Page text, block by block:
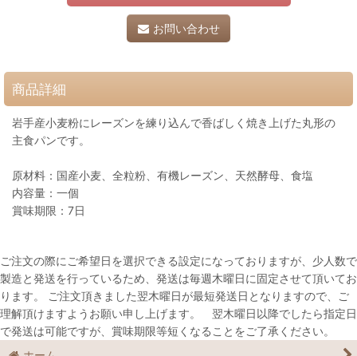
お問い合わせ
商品詳細
岩手産小麦粉にレーズンを練り込んで香ばしく焼き上げた丸形の
主食パンです。
原材料：国産小麦、全粒粉、有機レーズン、天然酵母、食塩
内容量：一個
賞味期限：7日
ご注文の際にご希望日を選択できる設定になっておりますが、少人数で
製造と発送を行っているため、発送は毎週木曜日に固定させて頂いてお
ります。 ご注文頂きました翌木曜日が最短発送日となりますので、ご
理解頂けますようお願い申し上げます。 翌木曜日以降でしたら指定日
で発送は可能ですが、賞味期限等短くなることをご了承ください。